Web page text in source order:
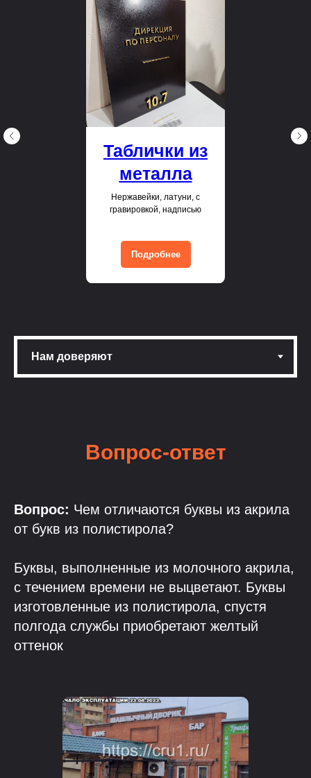
Таблички из
металла
Нержавейки, латуни, с
гравировкой, надписью
Подробнее
Вопрос-ответ
Вопрос: Чем отличаются буквы из акрила
от букв из полистирола?
Буквы, выполненные из молочного акрила,
с течением времени не выцветают. Буквы
изготовленные из полистирола, спустя
полгода службы приобретают желтый
оттенок